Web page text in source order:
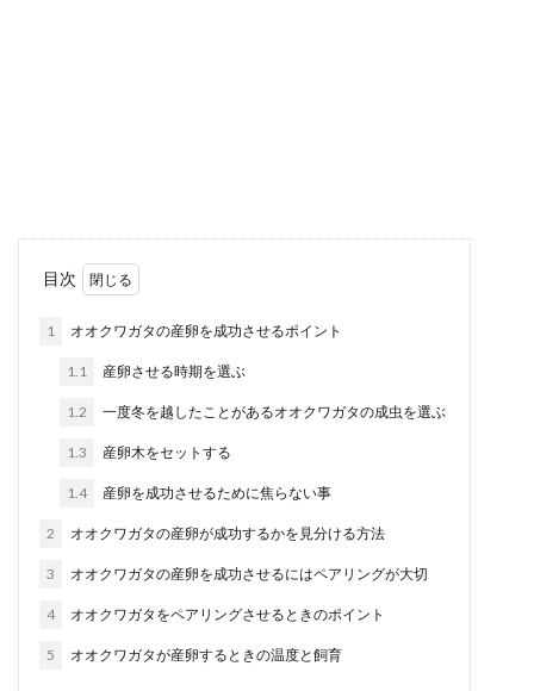
犬を撫でようとしたら唸るようになってしまっ
た・・こんなときにはどうしたらいいのでしょう
か？犬...
コオロギの飼育方法とは？冬に気をつ
けたいのは温度や湿度
冬にコオロギの飼育をするときには、どのような
ことに注意したらいいのでしょうか？飼育の方法
目次
1 オオクワガタの産卵を成功させるポイント
1.1 産卵させる時期を選ぶ
1.2 一度冬を越したことがあるオオクワガタの成虫を選ぶ
1.3 産卵木をセットする
1.4 産卵を成功させるために焦らない事
2 オオクワガタの産卵が成功するかを見分ける方法
3 オオクワガタの産卵を成功させるにはペアリングが大切
4 オオクワガタをペアリングさせるときのポイント
5 オオクワガタが産卵するときの温度と飼育